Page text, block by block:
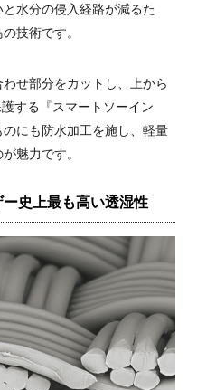
水分の侵入経路が減るた
技術です。
せ部分をカットし、上から
する『スマートソーイン
にも防水加工を施し、軽量
魅力です。
史上最も高い透湿性